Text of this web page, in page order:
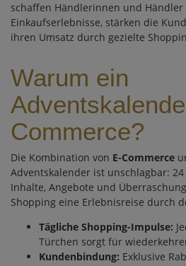
schaffen Händlerinnen und Händler
Einkaufserlebnisse, stärken die
ihren Umsatz durch gezielte
Warum ein
Commerce?
Die Kombination von E-Commerce
Adventskalender ist unschlagbar:
Inhalte, Angebote und
Shopping eine Erlebnisreise durch
Tägliche Shopping-Impulse:
Türchen sorgt für
Kundenbindung: Exklusive